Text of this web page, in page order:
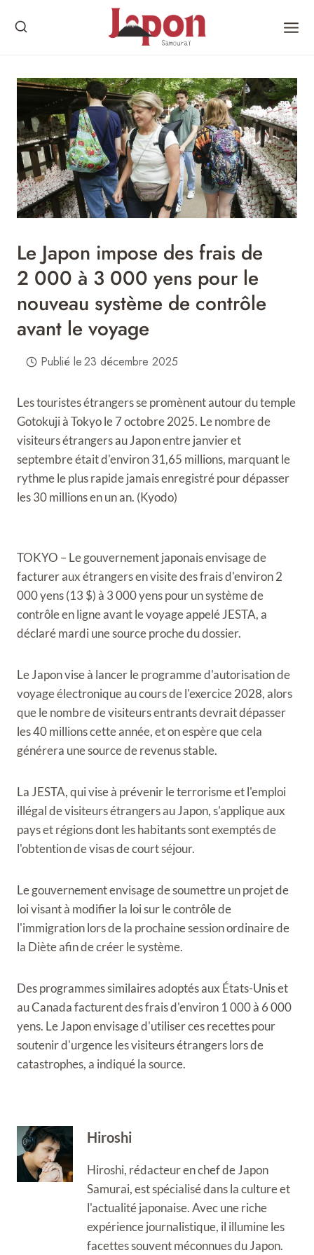
Le Japon impose des frais de
2 000 à 3 000 yens pour le
nouveau système de contrôle
avant le voyage
Publié le23 décembre 2025
Les touristes étrangers se promènent autour du temple
Gotokuji à Tokyo le 7 octobre 2025. Le nombre de
visiteurs étrangers au Japon entre janvier et
septembre était d'environ 31,65 millions, marquant le
rythme le plus rapide jamais enregistré pour dépasser
les 30 millions en un an. (Kyodo)
TOKYO – Le gouvernement japonais envisage de
facturer aux étrangers en visite des frais d'environ 2
000 yens (13 $) à 3 000 yens pour un système de
contrôle en ligne avant le voyage appelé JESTA, a
déclaré mardi une source proche du dossier.
Le Japon vise à lancer le programme d'autorisation de
voyage électronique au cours de l'exercice 2028, alors
que le nombre de visiteurs entrants devrait dépasser
les 40 millions cette année, et on espère que cela
générera une source de revenus stable.
La JESTA, qui vise à prévenir le terrorisme et l'emploi
illégal de visiteurs étrangers au Japon, s'applique aux
pays et régions dont les habitants sont exemptés de
l'obtention de visas de court séjour.
Le gouvernement envisage de soumettre un projet de
loi visant à modifier la loi sur le contrôle de
l'immigration lors de la prochaine session ordinaire de
la Diète afin de créer le système.
Des programmes similaires adoptés aux États-Unis et
au Canada facturent des frais d'environ 1 000 à 6 000
yens. Le Japon envisage d'utiliser ces recettes pour
soutenir d'urgence les visiteurs étrangers lors de
catastrophes, a indiqué la source.
Hiroshi
Hiroshi, rédacteur en chef de Japon
Samurai, est spécialisé dans la culture et
l'actualité japonaise. Avec une riche
expérience journalistique, il illumine les
facettes souvent méconnues du Japon.